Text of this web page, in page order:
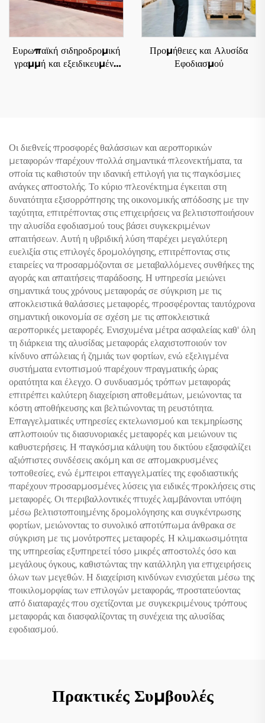
Ευρωπαϊκή σιδηροδρομική
γραμμή και εξειδικευμένη
Προμήθειες και Αλυσίδα
Εφοδιασμού
Οι διεθνείς προσφορές θαλάσσιων και αεροπορικών
μεταφορών παρέχουν πολλά σημαντικά πλεονεκτήματα, τα
οποία τις καθιστούν την ιδανική επιλογή για τις παγκόσμιες
ανάγκες αποστολής. Το κύριο πλεονέκτημα έγκειται στη
δυνατότητα εξισορρόπησης της οικονομικής απόδοσης με την
ταχύτητα, επιτρέποντας στις επιχειρήσεις να βελτιστοποιήσουν
την αλυσίδα εφοδιασμού τους βάσει συγκεκριμένων
απαιτήσεων. Αυτή η υβριδική λύση παρέχει μεγαλύτερη
ευελιξία στις επιλογές δρομολόγησης, επιτρέποντας στις
εταιρείες να προσαρμόζονται σε μεταβαλλόμενες συνθήκες της
αγοράς και απαιτήσεις παράδοσης. Η υπηρεσία μειώνει
σημαντικά τους χρόνους μεταφοράς σε σύγκριση με τις
αποκλειστικά θαλάσσιες μεταφορές, προσφέροντας ταυτόχρονα
σημαντική οικονομία σε σχέση με τις αποκλειστικά
αεροπορικές μεταφορές. Ενισχυμένα μέτρα ασφαλείας καθ' όλη
τη διάρκεια της αλυσίδας μεταφοράς ελαχιστοποιούν τον
κίνδυνο απώλειας ή ζημιάς των φορτίων, ενώ εξελιγμένα
συστήματα εντοπισμού παρέχουν πραγματικής ώρας
ορατότητα και έλεγχο. Ο συνδυασμός τρόπων μεταφοράς
επιτρέπει καλύτερη διαχείριση αποθεμάτων, μειώνοντας τα
κόστη αποθήκευσης και βελτιώνοντας τη ρευστότητα.
Επαγγελματικές υπηρεσίες εκτελωνισμού και τεκμηρίωσης
απλοποιούν τις διασυνοριακές μεταφορές και μειώνουν τις
καθυστερήσεις. Η παγκόσμια κάλυψη του δικτύου εξασφαλίζει
αξιόπιστες συνδέσεις ακόμη και σε απομακρυσμένες
τοποθεσίες, ενώ έμπειροι επαγγελματίες της εφοδιαστικής
παρέχουν προσαρμοσμένες λύσεις για ειδικές προκλήσεις στις
μεταφορές. Οι περιβαλλοντικές πτυχές λαμβάνονται υπόψη
μέσω βελτιστοποιημένης δρομολόγησης και συγκέντρωσης
φορτίων, μειώνοντας το συνολικό αποτύπωμα άνθρακα σε
σύγκριση με τις μονότροπες μεταφορές. Η κλιμακωσιμότητα
της υπηρεσίας εξυπηρετεί τόσο μικρές αποστολές όσο και
μεγάλους όγκους, καθιστώντας την κατάλληλη για επιχειρήσεις
όλων των μεγεθών. Η διαχείριση κινδύνων ενισχύεται μέσω της
ποικιλομορφίας των επιλογών μεταφοράς, προστατεύοντας
από διαταραχές που σχετίζονται με συγκεκριμένους τρόπους
μεταφοράς και διασφαλίζοντας τη συνέχεια της αλυσίδας
εφοδιασμού.
Πρακτικές Συμβουλές